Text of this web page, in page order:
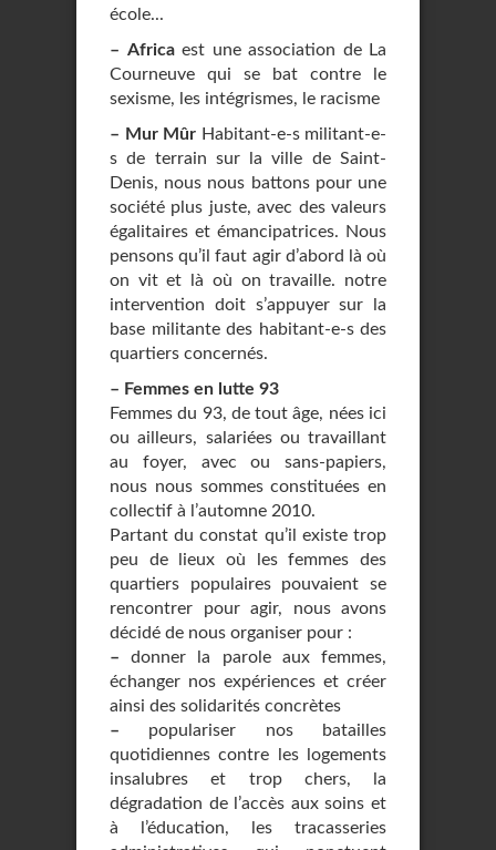
école...
– Africaest une association de La
Courneuve qui se bat contre le
sexisme, les intégrismes, le racisme
– Mur Mûr Habitant-e-s militant-e-
s de terrain sur la ville de Saint-
Denis, nous nous battons pour une
société plus juste, avec des valeurs
égalitaires et émancipatrices. Nous
pensons qu’il faut agir d’abord là où
on vit et là où on travaille. notre
intervention doit s’appuyer sur la
base militante des habitant-e-s des
quartiers concernés.
– Femmes en lutte 93
Femmes du 93, de tout âge, nées ici
ou ailleurs, salariées ou travaillant
au foyer, avec ou sans-papiers,
nous nous sommes constituées en
collectif à l’automne 2010.
Partant du constat qu’il existe trop
peu de lieux où les femmes des
quartiers populaires pouvaient se
rencontrer pour agir, nous avons
décidé de nous organiser pour :
– donner la parole aux femmes,
échanger nos expériences et créer
ainsi des solidarités concrètes
– populariser nos batailles
quotidiennes contre les logements
insalubres et trop chers, la
dégradation de l’accès aux soins et
à l’éducation, les tracasseries